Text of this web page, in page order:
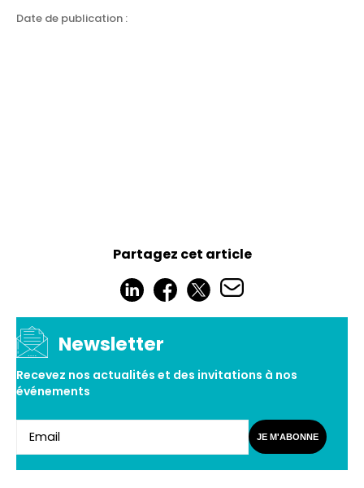
Date de publication :
Partagez cet article
Newsletter
Recevez nos actualités et des invitations à nos
événements
JE M'ABONNE